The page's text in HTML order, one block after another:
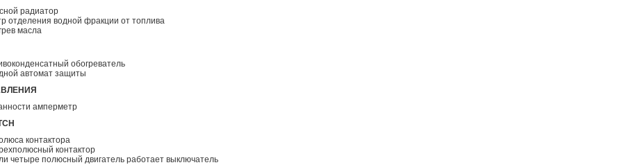
радиатор
отделения водной фракции от топлива
масла
обогреватель
автомат защиты
амперметр
контактора
контактор
четыре полюсный двигатель работает выключатель